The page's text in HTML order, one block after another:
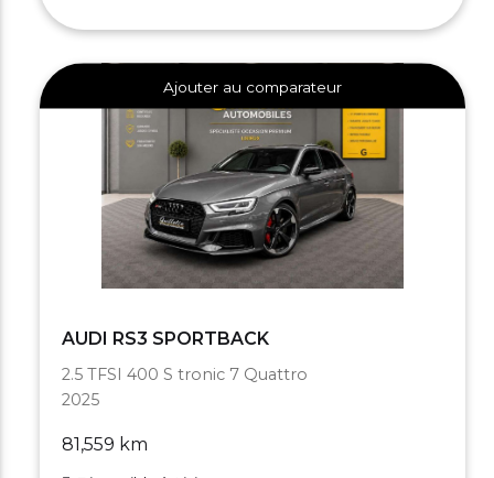
Ajouter au comparateur
AUDI RS3 SPORTBACK
2.5 TFSI 400 S tronic 7 Quattro
2025
81,559 km